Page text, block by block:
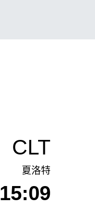
CLT
夏洛特
15:09